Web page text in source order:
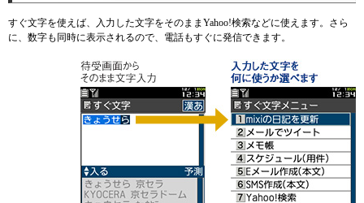
すぐ文字を使えば、入力した文字をそのままYahoo!検索などに使えます。さら
に、数字も同時に表示されるので、電話もすぐに発信できます。